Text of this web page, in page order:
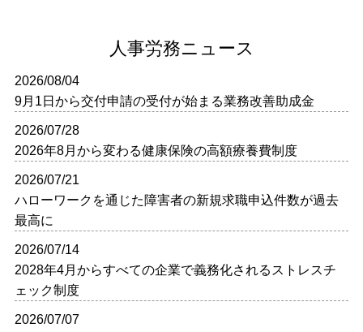
人事労務ニュース
2026/08/04
9月1日から交付申請の受付が始まる業務改善助成金
2026/07/28
2026年8月から変わる健康保険の高額療養費制度
2026/07/21
ハローワークを通じた障害者の新規求職申込件数が過去
最高に
2026/07/14
2028年4月からすべての企業で義務化されるストレスチ
ェック制度
2026/07/07